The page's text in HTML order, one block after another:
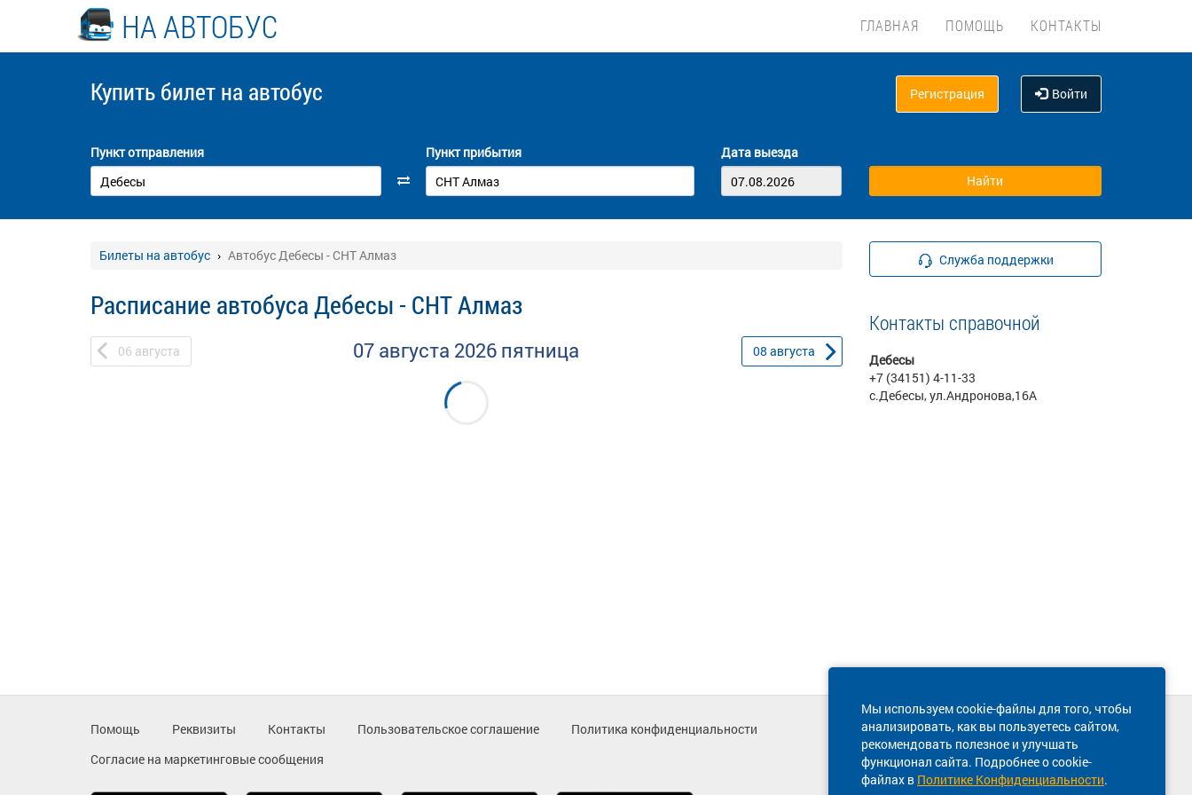
НА АВТОБУС ГЛАВНАЯ ПОМОЩЬ КОНТАКТЫ
Купить билет на автобус Регистрация Войти
Пункт отправления Пункт прибытия Дата выезда
Билеты на автобус Автобус Дебесы - СНТ Алмаз
Расписание автобуса Дебесы - СНТ Алмаз
06 августа 07 августа 2026 пятница 08 августа
Служба поддержки
Контакты справочной
Дебесы
+7 (34151) 4-11-33
с.Дебесы, ул.Андронова,16А
Мы используем cookie-файлы для того, чтобы
анализировать, как вы пользуетесь сайтом,
рекомендовать полезное и улучшать
функционал сайта. Подробнее о cookie-
файлах в Политике Конфиденциальности.
Помощь Реквизиты Контакты Пользовательское соглашение
Политика конфиденциальности
Согласие на маркетинговые сообщения
Техническая поддержка сайта
8 800 600-03-38